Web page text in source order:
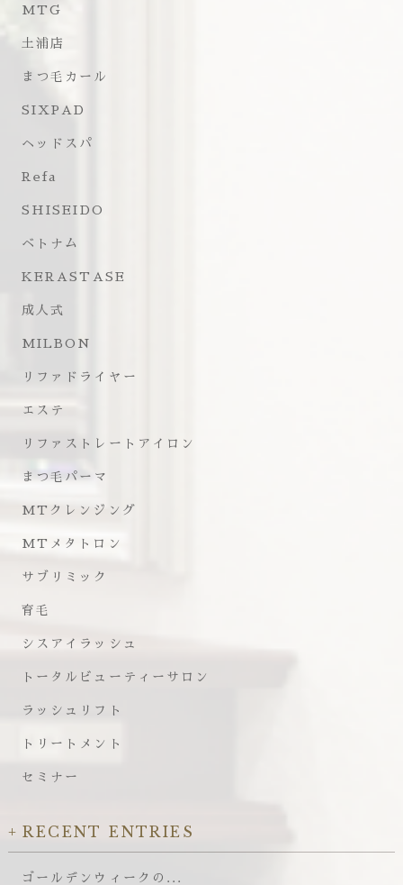
MTG
土浦店
まつ毛カール
SIXPAD
ヘッドスパ
Refa
SHISEIDO
ベトナム
KERASTASE
成人式
MILBON
リファドライヤー
エステ
リファストレートアイロン
まつ毛パーマ
MTクレンジング
MTメタトロン
サブリミック
育毛
シスアイラッシュ
トータルビューティーサロン
ラッシュリフト
トリートメント
セミナー
RECENT ENTRIES
ゴールデンウィークの...